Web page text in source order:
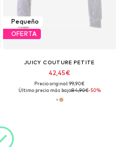
Pequeño
OFERTA
JUICY COUTURE PETITE
42,45€
Precio original: 99,90€
Último precio más bajo:84,90€-50%